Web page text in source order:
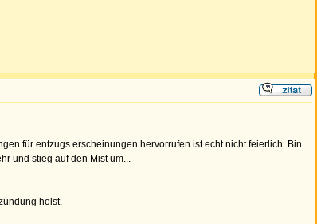
für entzugs erscheinungen hervorrufen ist echt nicht feierlich. Bin
und stieg auf den Mist um...
holst.